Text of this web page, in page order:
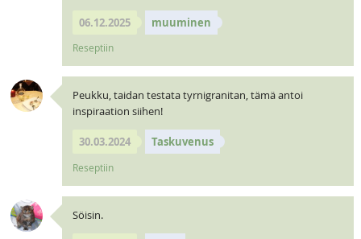
06.12.2025 muuminen
Reseptiin
Peukku, taidan testata tyrnigranitan, tämä antoi
inspiraation siihen!
30.03.2024 Taskuvenus
Reseptiin
Söisin.